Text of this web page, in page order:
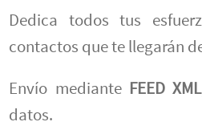
Dedica todos tus
contactos que te llegarán
Envío mediante FEED XML
datos.